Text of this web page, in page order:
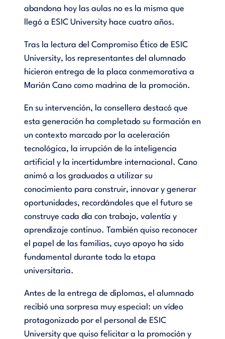
abandona hoy las aulas no es la misma que
llegó a ESIC University hace cuatro años.
Tras la lectura del Compromiso Ético de ESIC
University, los representantes del alumnado
hicieron entrega de la placa conmemorativa a
Marián Cano como madrina de la promoción.
En su intervención, la consellera destacó que
esta generación ha completado su formación en
un contexto marcado por la aceleración
tecnológica, la irrupción de la inteligencia
artificial y la incertidumbre internacional. Cano
animó a los graduados a utilizar su
conocimiento para construir, innovar y generar
oportunidades, recordándoles que el futuro se
construye cada día con trabajo, valentía y
aprendizaje continuo. También quiso reconocer
el papel de las familias, cuyo apoyo ha sido
fundamental durante toda la etapa
universitaria.
Antes de la entrega de diplomas, el alumnado
recibió una sorpresa muy especial: un vídeo
protagonizado por el personal de ESIC
University que quiso felicitar a la promoción y